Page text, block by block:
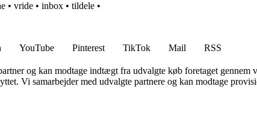
• vride • inbox • tildele •
YouTube Pinterest TikTok Mail
RSS
og kan modtage indtægt fra udvalgte køb foretaget gennem
Vi samarbejder med udvalgte partnere og kan modtage